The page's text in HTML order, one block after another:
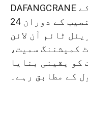
DAFANGCRANE کی جامع بعد از فروخت سروس کے
ذریعے تعاون یافتہ۔ تنصیب کے دوران 24
ٹائم آن لائن
کمیشننگ سمیت،
کو یقینی بنایا
کے مطابق رہے۔